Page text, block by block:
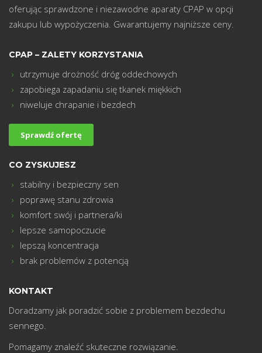
oferując sprawdzone i niezawodne aparaty CPAP w opcji
zakupu lub wypożyczenia. Gwarantujemy najniższe ceny.
CPAP – ZALETY KORZYSTANIA
utrzymuje drożność dróg oddechowych
zapobiega zapadaniu się tkanek miękkich
niweluje chrapanie i bezdech
Sprawdź ofertę
CO ZYSKUJESZ
stabilny i bezpieczny sen
poprawę stanu zdrowia
komfort swój i partnera/ki
lepsze samopoczucie
lepszą koncentracja
brak problemów z potencją
KONTAKT
Doradzamy jak poradzić sobie z problemem bezdechu
sennego.
Pomagamy znaleźć skuteczne rozwiązanie.